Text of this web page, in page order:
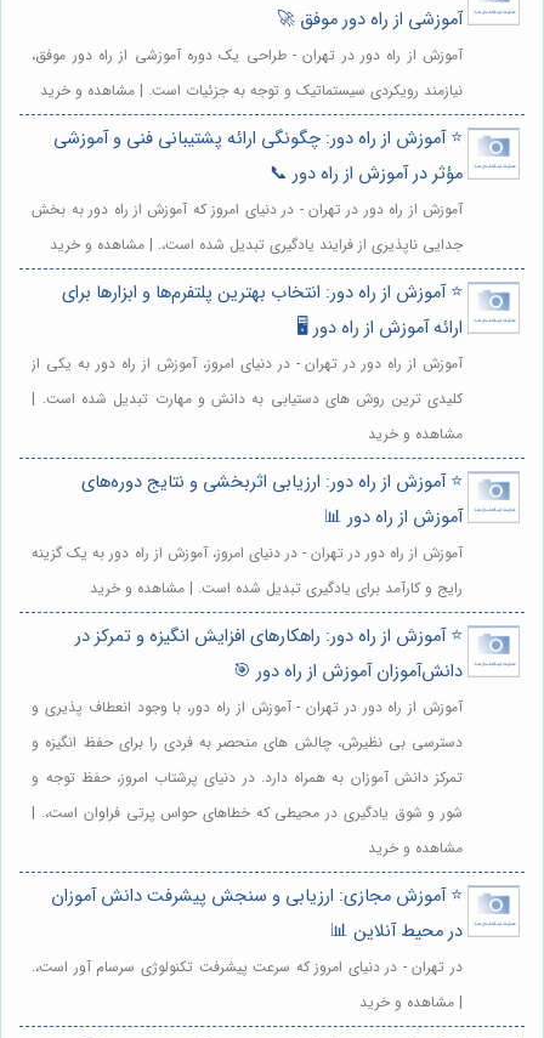
آموزشی از راه دور موفق 🚀
آموزش از راه دور در تهران - طراحی یک دوره آموزشی از راه دور موفق،
نیازمند رویکردی سیستماتیک و توجه به جزئیات است. | مشاهده و خرید
⭐️ آموزش از راه دور: چگونگی ارائه پشتیبانی فنی و آموزشی
مؤثر در آموزش از راه دور 📞
آموزش از راه دور در تهران - در دنیای امروز که آموزش از راه دور به بخش
جدایی ناپذیری از فرایند یادگیری تبدیل شده است،. | مشاهده و خرید
⭐️ آموزش از راه دور: انتخاب بهترین پلتفرم‌ها و ابزارها برای
ارائه آموزش از راه دور 🖥️
آموزش از راه دور در تهران - در دنیای امروز، آموزش از راه دور به یکی از
کلیدی ترین روش های دستیابی به دانش و مهارت تبدیل شده است. |
مشاهده و خرید
⭐️ آموزش از راه دور: ارزیابی اثربخشی و نتایج دوره‌های
آموزش از راه دور 📊
آموزش از راه دور در تهران - در دنیای امروز، آموزش از راه دور به یک گزینه
رایج و کارآمد برای یادگیری تبدیل شده است. | مشاهده و خرید
⭐️ آموزش از راه دور: راهکارهای افزایش انگیزه و تمرکز در
دانش‌آموزان آموزش از راه دور 🎯
آموزش از راه دور در تهران - آموزش از راه دور، با وجود انعطاف پذیری و
دسترسی بی نظیرش، چالش های منحصر به فردی را برای حفظ انگیزه و
تمرکز دانش آموزان به همراه دارد. در دنیای پرشتاب امروز، حفظ توجه و
شور و شوق یادگیری در محیطی که خطاهای حواس پرتی فراوان است،. |
مشاهده و خرید
⭐️ آموزش مجازی: ارزیابی و سنجش پیشرفت دانش آموزان
در محیط آنلاین 📊
در تهران - در دنیای امروز که سرعت پیشرفت تکنولوژی سرسام آور است،.
| مشاهده و خرید